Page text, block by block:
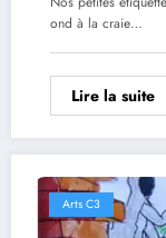
ond à la craie…
Lire la suite
Arts C3